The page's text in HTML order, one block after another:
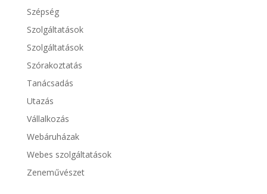
Szépség
Szolgáltatások
Szolgáltatások
Szórakoztatás
Tanácsadás
Utazás
Vállalkozás
Webáruházak
Webes szolgáltatások
Zeneművészet